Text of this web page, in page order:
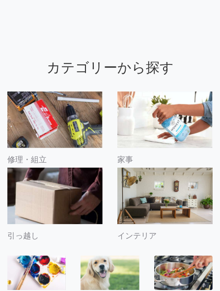
カテゴリーから探す
修理・組立 家事
引っ越し インテリア